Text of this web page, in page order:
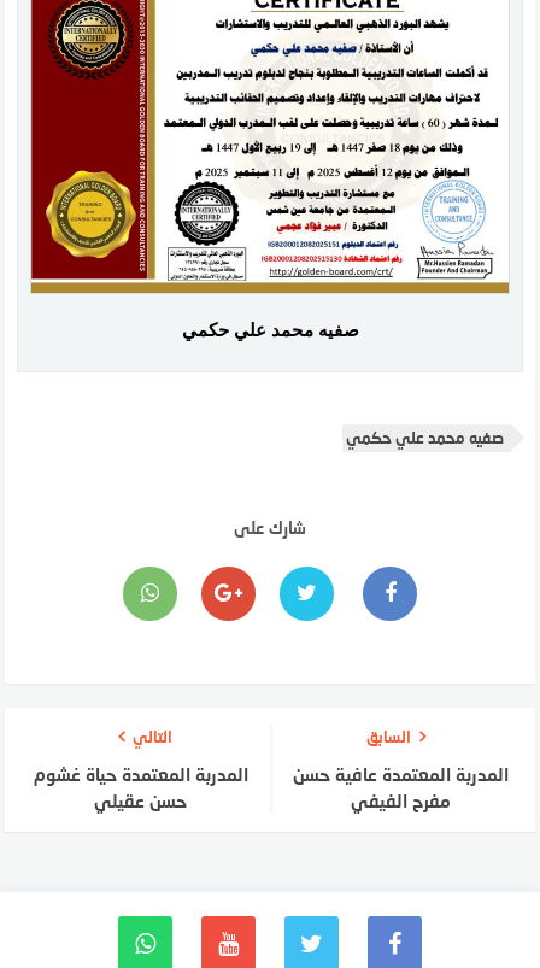
صفيه محمد علي حكمي
صفيه محمد علي حكمي
شارك على
السابق
المدربة المعتمدة عافية حسن
مفرح الفيفي
التالي
المدربة المعتمدة حياة غشوم
حسن عقيلي